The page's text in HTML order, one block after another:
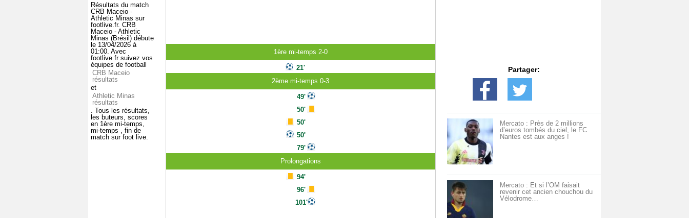
Résultats du match
CRB Maceio -
Athletic Minas sur
footlive.fr. CRB
Maceio - Athletic
Minas (Brésil) débute
le 13/04/2026 à
01:00. Avec
footlive.fr suivez vos
équipes de football
CRB Maceio
résultats
et
Athletic Minas
résultats
. Tous les résultats,
les buteurs, scores
en 1ère mi-temps,
mi-temps , fin de
match sur foot live.
1ère mi-temps 2-0
21'
2ème mi-temps 0-3
49'
50'
50'
50'
79'
Prolongations
94'
96'
101'
Partager:
Mercato : Près de 2 millions
d’euros tombés du ciel, le FC
Nantes est aux anges !
Mercato : Et si l’OM faisait
revenir cet ancien chouchou du
Vélodrome…